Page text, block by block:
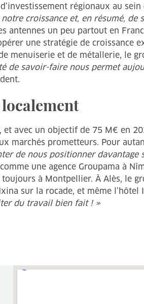
régionaux au sein
notre croissance et, en résumé,
un peu partout en
une stratégie de croissance
et de métallerie, le
de savoir-faire nous permet
avec un objectif de 75 M€ en
marchés prometteurs. Pour
de nous positionner
une agence Groupama à
à Montpellier. À Alès, le
sur la rocade, et même
du travail bien fait ! »